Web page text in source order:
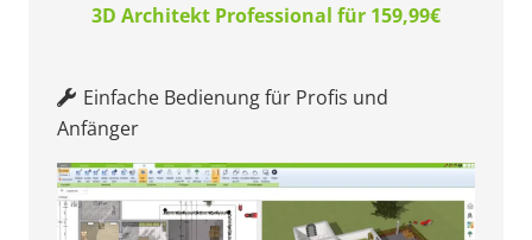
3D Architekt Professional für 159,99€
Einfache Bedienung für Profis und
Anfänger